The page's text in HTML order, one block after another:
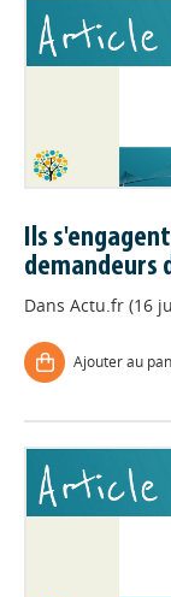
Ils
demandeurs
Dans Actu.fr (16
Ajouter au